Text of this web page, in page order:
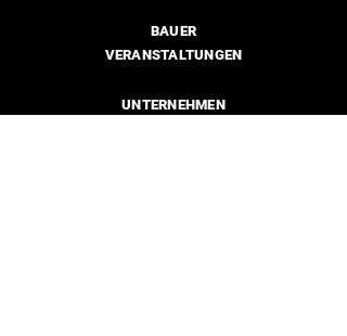
BAUER
VERANSTALTUNGEN
UNTERNEHMEN